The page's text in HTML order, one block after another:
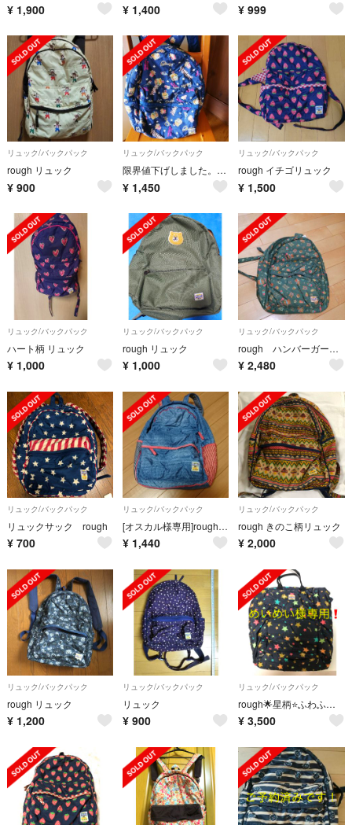
¥ 1,900 ¥ 1,400 ¥ 999
リュック/バックパック
rough リュック
¥ 900
リュック/バックパック
限界値下げしました。rough デイバッグ
¥ 1,450
リュック/バックパック
rough イチゴリュック
¥ 1,500
リュック/バックパック
ハート柄 リュック
¥ 1,000
リュック/バックパック
rough リュック
¥ 1,000
リュック/バックパック
rough ハンバーガー柄リュック 新品
¥ 2,480
リュック/バックパック
リュックサック rough
¥ 700
リュック/バックパック
[オスカル様専用]rough リュック
¥ 1,440
リュック/バックパック
rough きのこ柄リュック
¥ 2,000
リュック/バックパック
rough リュック
¥ 1,200
リュック/バックパック
リュック
¥ 900
リュック/バックパック
rough🌟星柄⭐️ふわふわリュック
¥ 3,500